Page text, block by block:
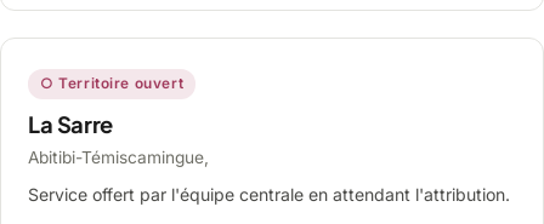
○ Territoire ouvert
La Sarre
Abitibi-Témiscamingue,
Service offert par l'équipe centrale en attendant l'attribution.